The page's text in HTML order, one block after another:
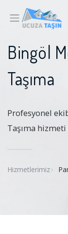
Bingöl
Taşıma
Profesyonel
Taşıma
Hizmetlerimiz